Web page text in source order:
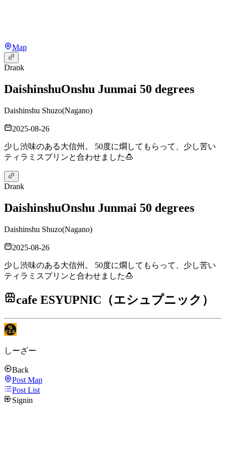
Map
Drank
DaishinshuOnshu Junmai 50 degrees
Daishinshu Shuzo(Nagano)
2025-08-26
少し渋味のある大信州。 50度に燗してもらって、少し苦い
ティラミスプリンと合わせました🍮
Drank
DaishinshuOnshu Junmai 50 degrees
Daishinshu Shuzo(Nagano)
2025-08-26
少し渋味のある大信州。 50度に燗してもらって、少し苦い
ティラミスプリンと合わせました🍮
cafe ESYUPNIC（エシュプニック）
しーざー
Back
Post Map
Post List
Signin